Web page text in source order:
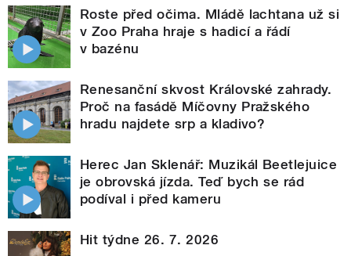
Roste před očima. Mládě lachtana už si
v Zoo Praha hraje s hadicí a řádí
v bazénu
Renesanční skvost Královské zahrady.
Proč na fasádě Míčovny Pražského
hradu najdete srp a kladivo?
Herec Jan Sklenář: Muzikál Beetlejuice
je obrovská jízda. Teď bych se rád
podíval i před kameru
Hit týdne 26. 7. 2026